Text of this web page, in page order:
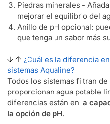
Piedras minerales -
mejorar el equilibrio del
Anillo de pH opcional:
que tenga un sabor más
¿Cuál es la diferencia
sistemas Aqualine?
Todos los sistemas filtran de
proporcionan agua potable
diferencias están en la
la opción de pH.